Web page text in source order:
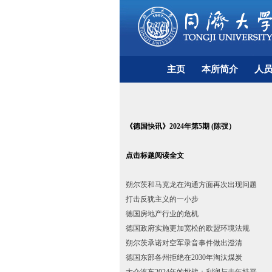
主页 本所简介 人
《德国快讯》 2024年第5期 (陈弢）
点击标题阅读全文
朔尔茨和马克龙在沟通方面再次出现问题
打击反犹主义的一小步
德国房地产行业的危机
德国政府实施更加宽松的欧盟环境法规
朔尔茨承诺对空军录音事件做出澄清
德国东部各州拒绝在2030年淘汰煤炭